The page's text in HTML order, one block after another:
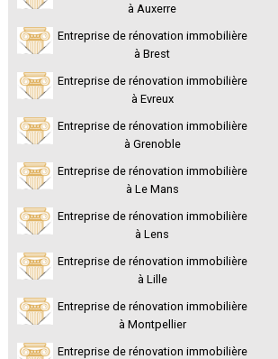
à Auxerre
Entreprise de rénovation immobilière
à Brest
Entreprise de rénovation immobilière
à Evreux
Entreprise de rénovation immobilière
à Grenoble
Entreprise de rénovation immobilière
à Le Mans
Entreprise de rénovation immobilière
à Lens
Entreprise de rénovation immobilière
à Lille
Entreprise de rénovation immobilière
à Montpellier
Entreprise de rénovation immobilière